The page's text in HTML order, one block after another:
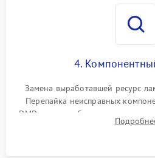
4.
Замена выработавшей ресурс
Перепайка неисправных
DMD-чипа при битых пикселях,
колеса или восстановление